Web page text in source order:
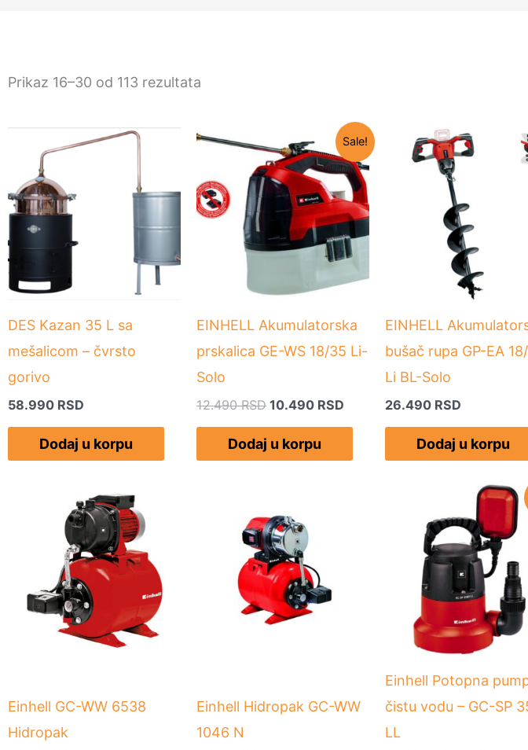
Prikaz 16–30 od 113 rezultata
DES Kazan 35 L sa
mešalicom – čvrsto
gorivo
58.990 RSD
Dodaj u korpu
Sale!
EINHELL Akumulatorska
prskalica GE-WS 18/35 Li-
Solo
12.490RSD
cena
je
bila:
12.490 RSD.
10.490 RSD
Trenutna
cena
je:
10.490 RSD.
Dodaj u korpu
EINHELL
bušač rupa GP-EA
Li BL-Solo
26.490 RSD
Dodaj u korpu
Einhell GC-WW 6538
Hidropak
Einhell Hidropak GC-WW
1046 N
Einhell Potopna
čistu vodu – GC-SP
LL
Originalna
cena
je
bila:
9.490 RSD.